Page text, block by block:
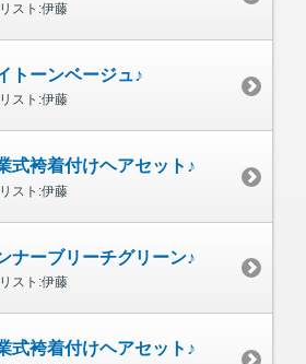
スト:伊藤
トーンベージュ♪
スト:伊藤
式袴着付けヘアセット♪
スト:伊藤
ナーブリーチグリーン♪
スト:伊藤
式袴着付けヘアセット♪